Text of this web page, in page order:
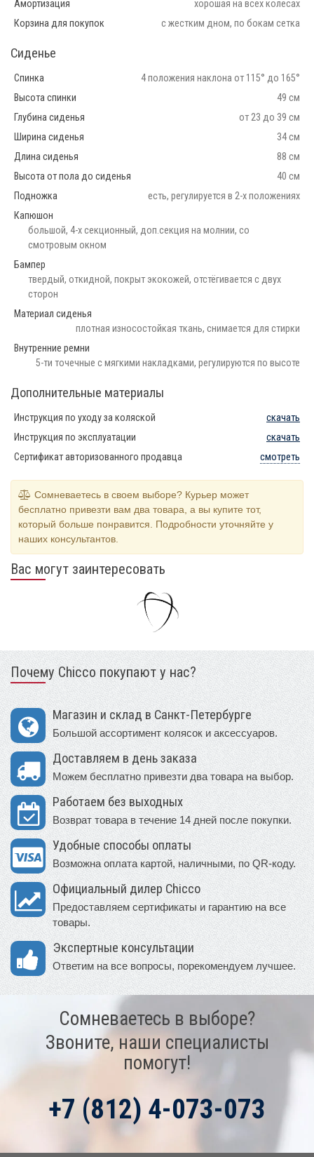
Амортизация
хорошая на всех колесах
Корзина для покупок
с жестким дном, по бокам сетка
Сиденье
Спинка
4 положения наклона от 115° до 165°
Высота спинки
49 см
Глубина сиденья
от 23 до 39 см
Ширина сиденья
34 см
Длина сиденья
88 см
Высота от пола до сиденья
40 см
Подножка
есть, регулируется в 2-х положениях
Капюшон
большой, 4-х секционный, доп.секция на молнии, со
смотровым окном
Бампер
твердый, откидной, покрыт экокожей, отстёгивается с двух
сторон
Материал сиденья
плотная износостойкая ткань, снимается для стирки
Внутренние ремни
5-ти точечные с мягкими накладками, регулируются по высоте
Дополнительные материалы
Инструкция по уходу за коляской
скачать
Инструкция по эксплуатации
скачать
Сертификат авторизованного продавца
смотреть
Сомневаетесь в своем выборе? Курьер может
бесплатно привезти вам два товара, а вы купите тот,
который больше понравится. Подробности уточняйте у
наших консультантов.
Вас могут заинтересовать
Почему Chicco покупают у нас?
Магазин и склад в Санкт-Петербурге
Большой ассортимент колясок и аксессуаров.
Доставляем в день заказа
Можем бесплатно привезти два товара на выбор.
Работаем без выходных
Возврат товара в течение 14 дней после покупки.
Удобные способы оплаты
Возможна оплата картой, наличными, по QR-коду.
Официальный дилер Chicco
Предоставляем сертификаты и гарантию на все
товары.
Экспертные консультации
Ответим на все вопросы, порекомендуем лучшее.
Сомневаетесь в выборе?
Звоните, наши специалисты
помогут!
+7 (812) 4-073-073